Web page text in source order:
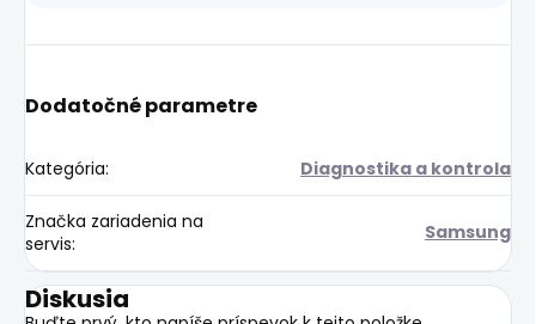
Dodatočné parametre
Kategória: Diagnostika a kontrola
Značka zariadenia na
servis: Samsung
Diskusia